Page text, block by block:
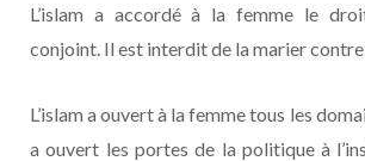
L’islam a accordé à la femme le
conjoint. Il est interdit de la marier contre
L’islam a ouvert à la femme tous les
a ouvert les portes de la politique à